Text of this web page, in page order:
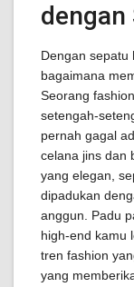
dengan
Dengan sepatu
bagaimana
Seorang
setengah-
pernah gagal
celana jins dan
yang elegan,
dipadukan
anggun. Padu
high-end kamu
tren fashion
yang